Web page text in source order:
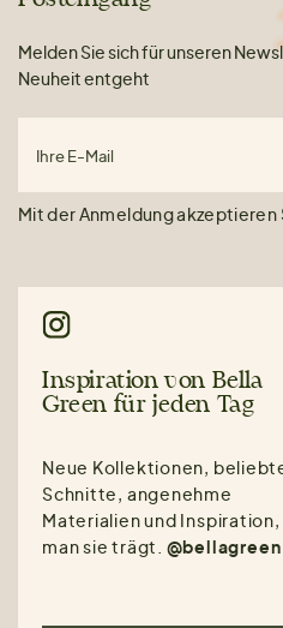
Melden Sie sich für unseren
Neuheit entgeht
Ihre E-Mail
Mit der Anmeldung akzeptieren
Inspiration von Bella
Green für jeden Tag
Neue Kollektionen,
Schnitte, angenehme
Materialien und Inspiration,
man sie trägt. @bellagreen